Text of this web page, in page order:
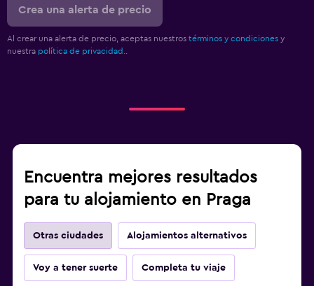
Crea una alerta de precio
Al crear una alerta de precio, aceptas nuestros términos y condiciones y
nuestra política de privacidad.
Encuentra mejores resultados
para tu alojamiento en Praga
Otras ciudades Alojamientos alternativos
Voy a tener suerte Completa tu viaje